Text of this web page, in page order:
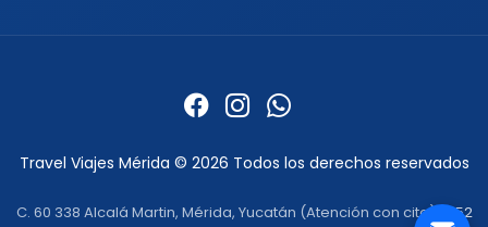
Travel Viajes Mérida © 2026 Todos los derechos reservados
C. 60 338 Alcalá Martin, Mérida, Yucatán (Atención con cita) ·+52